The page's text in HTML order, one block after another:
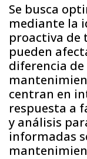
Se busca
mediante la
proactiva de
pueden
diferencia
centran en
respuesta a
y análisis
informadas